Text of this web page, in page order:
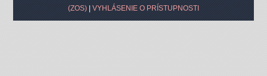
(ZOS)
VYHLÁSENIE O PRÍSTUPNOSTI